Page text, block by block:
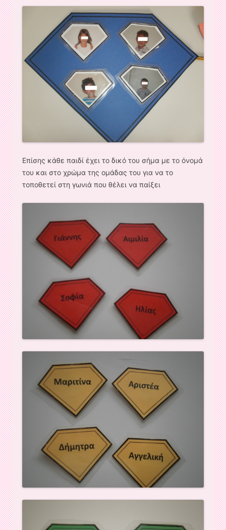
Επίσης κάθε παιδί έχει το δικό του σήμα με το όνομά
του και στο χρώμα της ομάδας του για να το
τοποθετεί στη γωνιά που θέλει να παίξει